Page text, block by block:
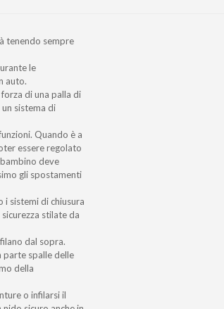
tenendo sempre
le
auto.
di una palla di
sistema di
Quando è a
essere regolato
deve
gli spostamenti
i sistemi di chiusura
stilate da
dal sopra.
parte spalle delle
della
o infilarsi il